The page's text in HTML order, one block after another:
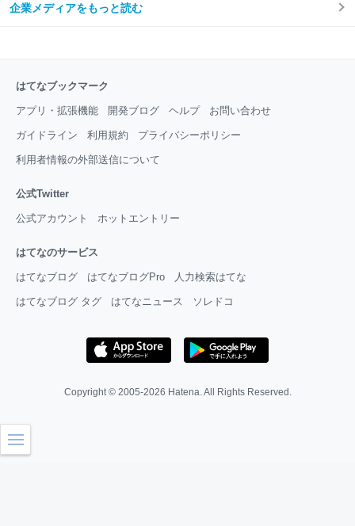
企業メディアをもっと読む
はてなブックマーク
アプリ・拡張機能 開発ブログ ヘルプ お問い合わせ
ガイドライン 利用規約 プライバシーポリシー
利用者情報の外部送信について
公式Twitter
公式アカウント ホットエントリー
はてなのサービス
はてなブログ はてなブログPro 人力検索はてな
はてなブログ タグ はてなニュース ソレドコ
Copyright © 2005-2026 Hatena. All Rights Reserved.